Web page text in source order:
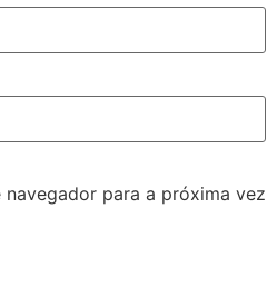
navegador para a próxima vez